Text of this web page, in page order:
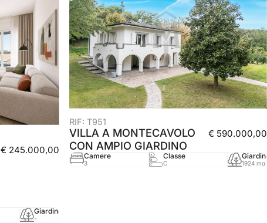
€ 245.000,00
Giardino
-
RIF: T951
VILLA A MONTECAVOLO
CON AMPIO GIARDINO
€ 590.000,00
Camere
3
Classe
C 1924 mq